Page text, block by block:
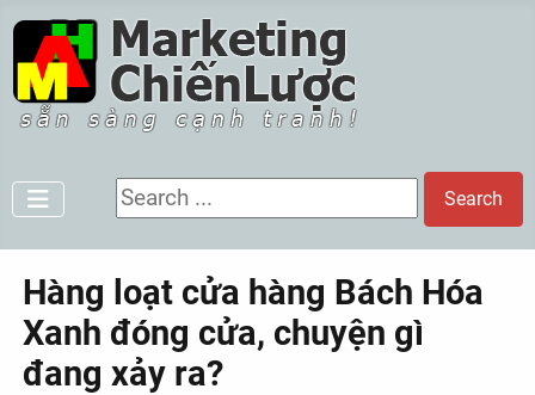
Search ... Search
Hàng loạt cửa hàng Bách Hóa
Xanh đóng cửa, chuyện gì
đang xảy ra?